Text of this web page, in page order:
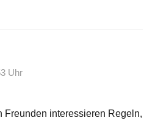
Uhr
Freunden interessieren Regeln,